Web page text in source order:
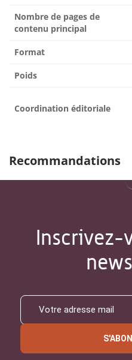
Nombre de pages de
contenu principal
Format
Poids
Coordination éditoriale
Recommandations
Inscrivez-